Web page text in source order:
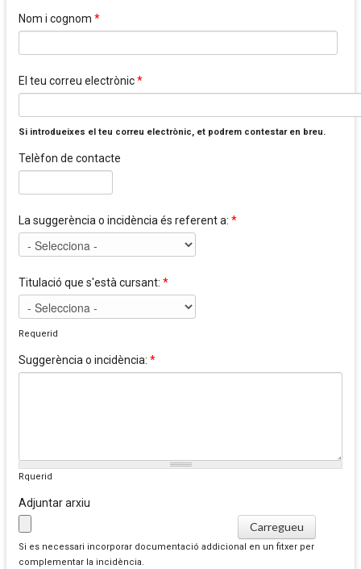
Nom i cognom *
El teu correu electrònic*
Si introdueixes el teu correu electrònic, et podrem contestar en breu.
Telèfon de contacte
La suggerència o incidència és referent a: *
Titulació que s'està cursant: *
Requerid
Suggerència o incidència: *
Rquerid
Adjuntar arxiu
Si es necessari incorporar documentació addicional en un fitxer per
complementar la incidència.